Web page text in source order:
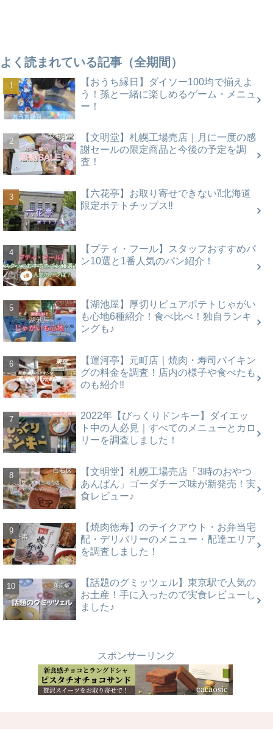
よく読まれている記事（全期間）
【おうち縁日】ダイソー100均で揃えよ
う！孫と一緒に楽しめるゲーム・メニュ
ー！
【文明堂】札幌工場売店｜月に一度の感
謝セールの限定商品と今後の予定を調
査！
【六花亭】お取り寄せできない⁈北海道
限定ポテトチップス‼
【プティ・フール】スタッフおすすめパ
ン10選と1番人気のパン紹介！
【湖池屋】厚切りピュアポテトじゃがい
も心地6種紹介！食べ比べ！独自ランキ
ングも♪
【運河亭】元町店｜焼肉・寿司バイキン
グの料金を調査！店内の様子や食べたも
のも紹介‼
2022年【びっくりドンキー】ダイエッ
ト中の人必見｜すべてのメニューとカロ
リーを調査しました！
【文明堂】札幌工場売店「3時のおやつ
あんぱん」ゴーダチーズ味が新発売！実
食レビュー♪
【焼肉徳寿】のテイクアウト・お弁当宅
配・デリバリーのメニュー・配達エリア
を調査しました！
【話題のグミッツェル】東京駅で人気の
お土産！手に入ったので実食レビューし
ました♪
スポンサーリンク